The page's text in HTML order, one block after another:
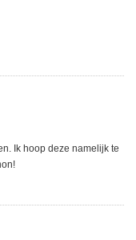
Ik hoop deze namelijk te